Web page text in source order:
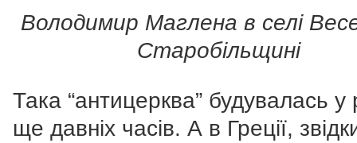
Володимир Маглена в селі
Старобільщині
Така “антицерква” будувалась у
ще давніх часів. А в Греції,